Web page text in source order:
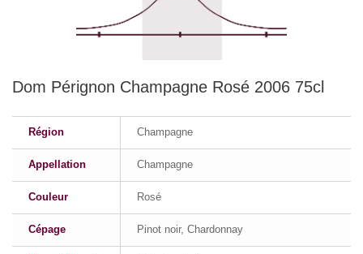
Dom Pérignon Champagne Rosé 2006 75cl
Région Champagne
Appellation Champagne
Couleur Rosé
Cépage Pinot noir, Chardonnay